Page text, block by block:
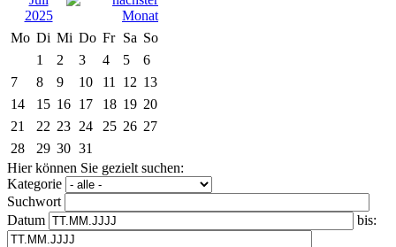
2025
Mo Di Mi Do Fr Sa So
1
2 3 4 5
6
7
8 9 10 11 12 13
14
15 16 17 18 19 20
21
22 23 24 25 26 27
28
29 30 31
Hier können Sie gezielt suchen:
Kategorie
Suchwort
Datum
bis: